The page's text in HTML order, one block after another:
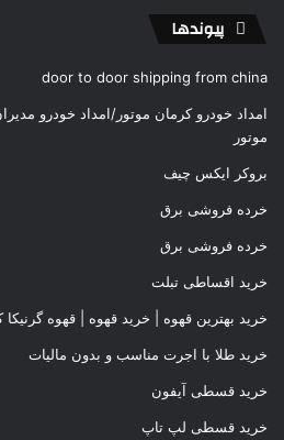
پیوندها
door to door shipping from china
امداد خودرو کرمان موتور/امداد خودرو
موتور
بروکر ایکس چیف
خرده فروشی برق
خرده فروشی برق
خرید اقساطی تبلت
خرید بهترین قهوه | خرید قهوه | قهوه گرنیکا
خرید طلا با اجرت مناسب و بدون مالیات
خرید قسطی آیفون
خرید قسطی لپ تاپ